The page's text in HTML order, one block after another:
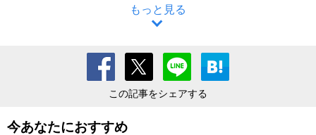
もっと見る
この記事をシェアする
今あなたにおすすめ